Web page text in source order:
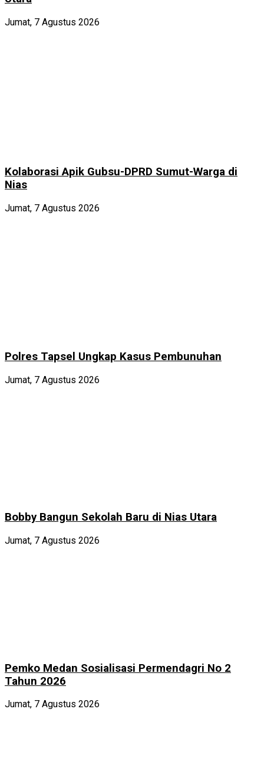
Jumat, 7 Agustus 2026
Kolaborasi Apik Gubsu-DPRD Sumut-Warga di
Nias
Jumat, 7 Agustus 2026
Polres Tapsel Ungkap Kasus Pembunuhan
Jumat, 7 Agustus 2026
Bobby Bangun Sekolah Baru di Nias Utara
Jumat, 7 Agustus 2026
Pemko Medan Sosialisasi Permendagri No 2
Tahun 2026
Jumat, 7 Agustus 2026